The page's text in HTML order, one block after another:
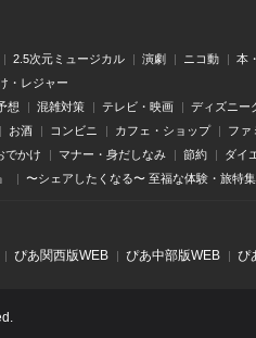
2.5次元ミュージカル 演劇 ニコ動 本
・レジャー
想 混雑対策 テレビ・映画 ディズニー
お酒 コンビニ カフェ・ショップ ファ
でかけ マナー・身だしなみ 節約 ダイ
〜シェアしたくなる〜 至福な体験・旅特集
ぴあ関⻄版WEB ぴあ中部版WEB ぴ